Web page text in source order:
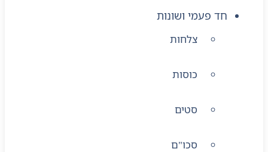
חד פעמי ושונות
צלחות
כוסות
סטים
סכו"ם